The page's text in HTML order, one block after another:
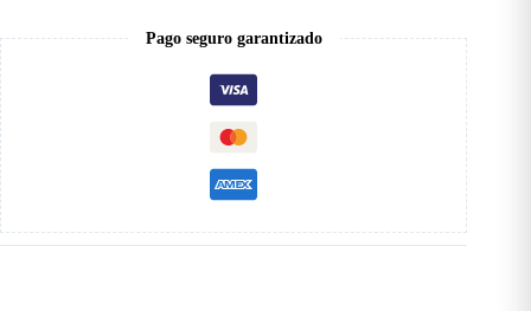
cantidad
Pago seguro garantizado